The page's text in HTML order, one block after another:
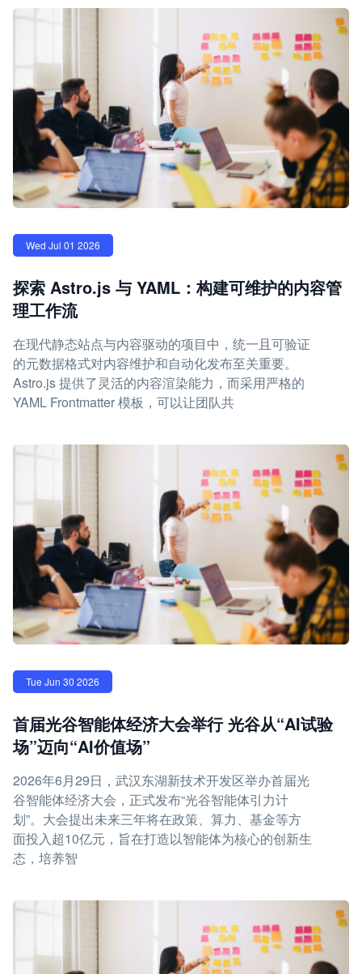
Wed Jul 01 2026
探索 Astro.js 与 YAML：构建可维护的内容管
理工作流
在现代静态站点与内容驱动的项目中，统一且可验证
的元数据格式对内容维护和自动化发布至关重要。
Astro.js 提供了灵活的内容渲染能力，而采用严格的
YAML Frontmatter 模板，可以让团队共
Tue Jun 30 2026
首届光谷智能体经济大会举行 光谷从“AI试验
场”迈向“AI价值场”
2026年6月29日，武汉东湖新技术开发区举办首届光
谷智能体经济大会，正式发布“光谷智能体引力计
划”。大会提出未来三年将在政策、算力、基金等方
面投入超10亿元，旨在打造以智能体为核心的创新生
态，培养智